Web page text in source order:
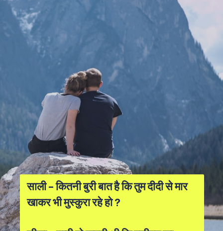
साली – कितनी बुरी बात है कि तुम दीदी से मार
खाकर भी मुस्कुरा रहे हो ?